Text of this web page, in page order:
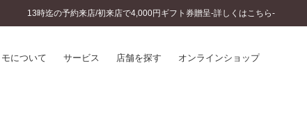
13時迄の予約来店/初来店で4,000円ギフト券贈呈-詳しくはこちら-
について サービス 店舗を探す オンラインショップ